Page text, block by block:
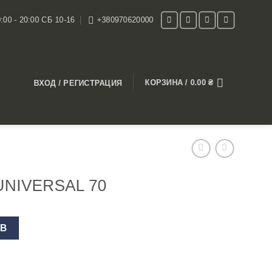
- 20:00 СБ 10-16 +380970620000
ВХОД / РЕГИСТРАЦИЯ КОРЗИНА / 0.00₴
70